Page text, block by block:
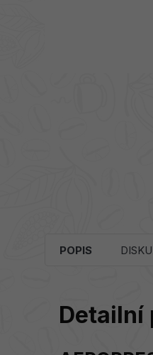
POPIS
Detailní